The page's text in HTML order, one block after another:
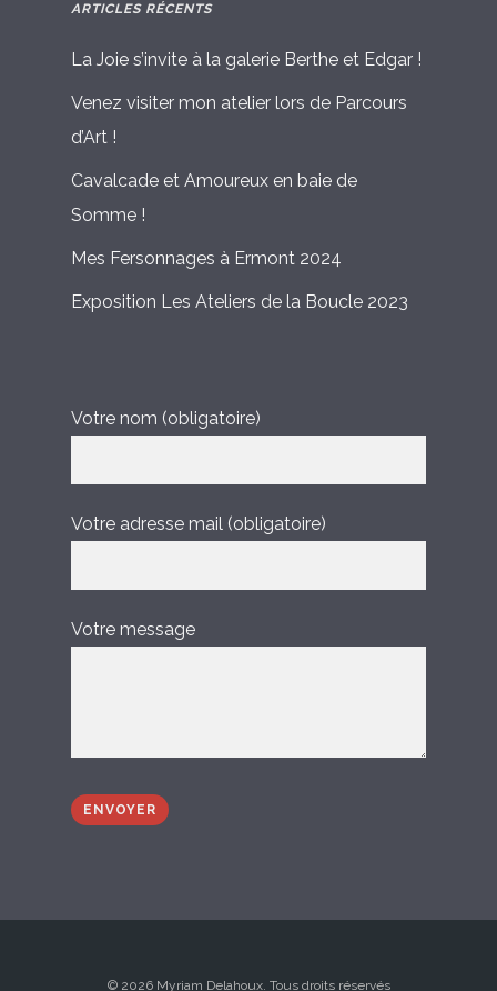
ARTICLES RÉCENTS
La Joie s’invite à la galerie Berthe et Edgar !
Venez visiter mon atelier lors de Parcours
d’Art !
Cavalcade et Amoureux en baie de
Somme !
Mes Fersonnages à Ermont 2024
Exposition Les Ateliers de la Boucle 2023
Votre nom (obligatoire)
Votre adresse mail (obligatoire)
Votre message
© 2026 Myriam Delahoux. Tous droits réservés